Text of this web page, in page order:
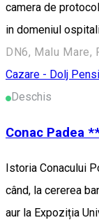
camera de
in domeniul
DN6, Malu Mare,
Cazare - Dolj
Deschis
Conac Padea
Istoria Conacului
când, la cererea
aur la Expoziția